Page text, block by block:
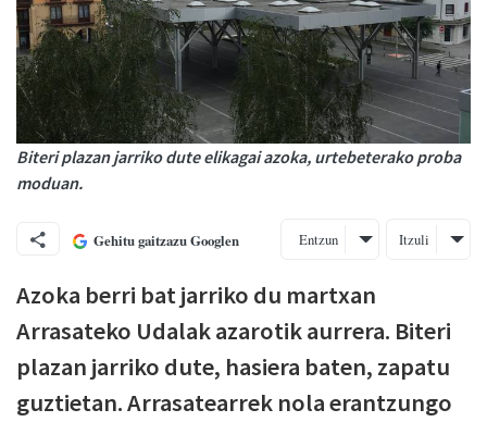
Biteri plazan jarriko dute elikagai azoka, urtebeterako proba
moduan.
Gehitu gaitzazu Googlen Entzun Itzuli
Azoka berri bat jarriko du martxan
Arrasateko Udalak azarotik aurrera. Biteri
plazan jarriko dute, hasiera baten, zapatu
guztietan. Arrasatearrek nola erantzungo